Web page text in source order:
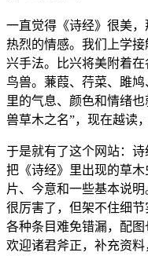
一直觉得《诗经》很美
热烈的情感。我们上学
兴手法。比兴将美附着
鸟兽。蒹葭、荇菜、雎
里的气息、颜色和情绪
兽草木之名”，现在越读
于是就有了这个网站： 诗
把《诗经》里出现的草
片、今意和一些基本说
很厉害了，但架不住细节
各种条目难免错漏，配图
欢迎诸君斧正，补充资